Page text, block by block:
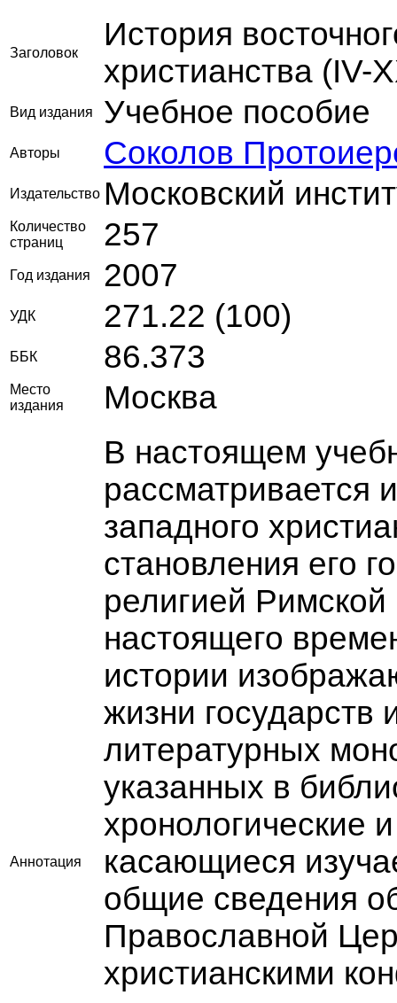
Заголовок
История
христианства (IV-
Вид издания Учебное пособие
Авторы Соколов
Издательство Московский
Количество
страниц
257
Год издания 2007
УДК 271.22 (100)
ББК 86.373
Место
издания
Москва
Аннотация
В настоящем
рассматривается
западного
становления его
религией
настоящего
истории
жизни государств
литературных
указанных в
хронологические
касающиеся
общие сведения
Православной
христианскими